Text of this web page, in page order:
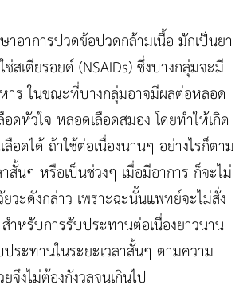
าอาการปวดข้อปวดกล้ามเนื้อ มักเป็นยา
สเตียรอยด์ (NSAIDs) ซึ่งบางกลุ่มจะมี
าร ในขณะที่บางกลุ่มอาจมีผลต่อหลอด
ดหัวใจ หลอดเลือดสมอง โดยทำให้เกิด
อดได้ ถ้าใช้ต่อเนื่องนานๆ อย่างไรก็ตาม
สั้นๆ หรือเป็นช่วงๆ เมื่อมีอาการ ก็จะไม่
วะดังกล่าว เพราะฉะนั้นแพทย์จะไม่สั่ง
ำหรับการรับประทานต่อเนื่องยาวนาน
ระทานในระยะเวลาสั้นๆ ตามความ
จึงไม่ต้องกังวลจนเกินไป